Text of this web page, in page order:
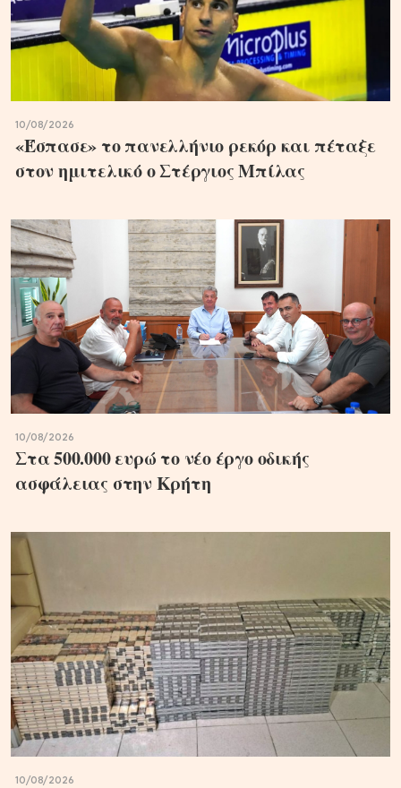
10/08/2026
«Έσπασε» το πανελλήνιο ρεκόρ και πέταξε
στον ημιτελικό ο Στέργιος Μπίλας
10/08/2026
Στα 500.000 ευρώ το νέο έργο οδικής
ασφάλειας στην Κρήτη
10/08/2026